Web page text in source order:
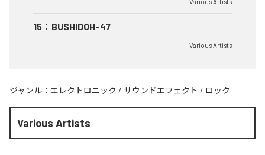
15 ： BUSHIDOH-47
Various Artists
ジャンル： エレクトロニック / サウンドエフェクト / ロック
Various Artists